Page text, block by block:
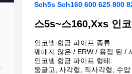
Sch5s Sch160 600 625 800
스5s~스160,Xxs 인
인코넬 합금 파이프 종류:
꿰매지 않은 / ERW / 용접 된 /
인코넬 합금 파이프 형태:
둥글고, 사각형, 직사각형, 수압